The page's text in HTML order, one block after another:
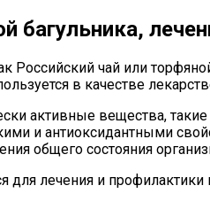
багульника,
Российский чай или
в качестве
активные вещества,
и антиоксидантными
общего состояния
для лечения и